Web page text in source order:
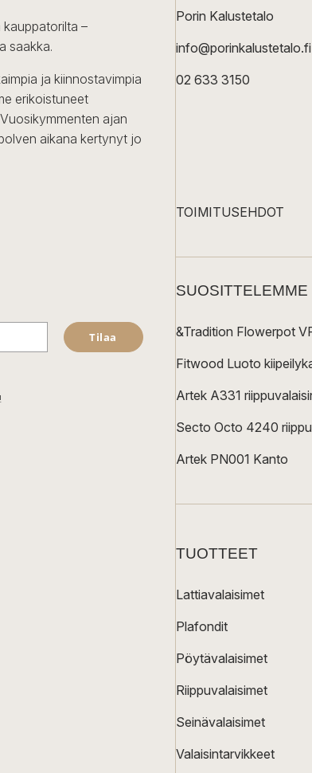
–
saakka.
ja kiinnostavimpia
erikoistuneet
ajan
aikana kertynyt jo
Tilaa
Porin Kalustetalo
info@porinkalustetalo.fi
02 633 3150
TOIMITUSEHDOT
SUOSITTELEMME
&Tradition Flowerpot
Fitwood Luoto
Artek A331
Secto Octo 4240
Artek PN001 Kanto
TUOTTEET
Lattiavalaisimet
Plafondit
Pöytävalaisimet
Riippuvalaisimet
Seinävalaisimet
Valaisintarvikkeet